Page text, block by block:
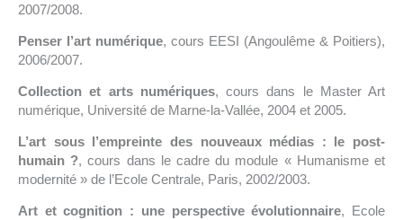
2007/2008.
Penser l’art numérique, cours EESI (Angoulême & Poitiers),
2006/2007.
Collection et arts numériques, cours dans le Master Art
numérique, Université de Marne-la-Vallée, 2004 et 2005.
L’art sous l’empreinte des nouveaux médias : le post-
humain ?, cours dans le cadre du module « Humanisme et
modernité » de l’Ecole Centrale, Paris, 2002/2003.
Art et cognition : une perspective évolutionnaire, Ecole